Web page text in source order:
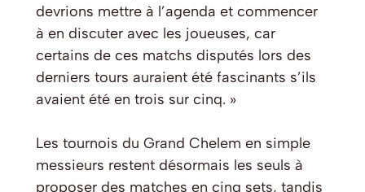
devrions mettre à l’agenda et commencer
à en discuter avec les joueuses, car
certains de ces matchs disputés lors des
derniers tours auraient été fascinants s’ils
avaient été en trois sur cinq. »
Les tournois du Grand Chelem en simple
messieurs restent désormais les seuls à
proposer des matches en cinq sets, tandis